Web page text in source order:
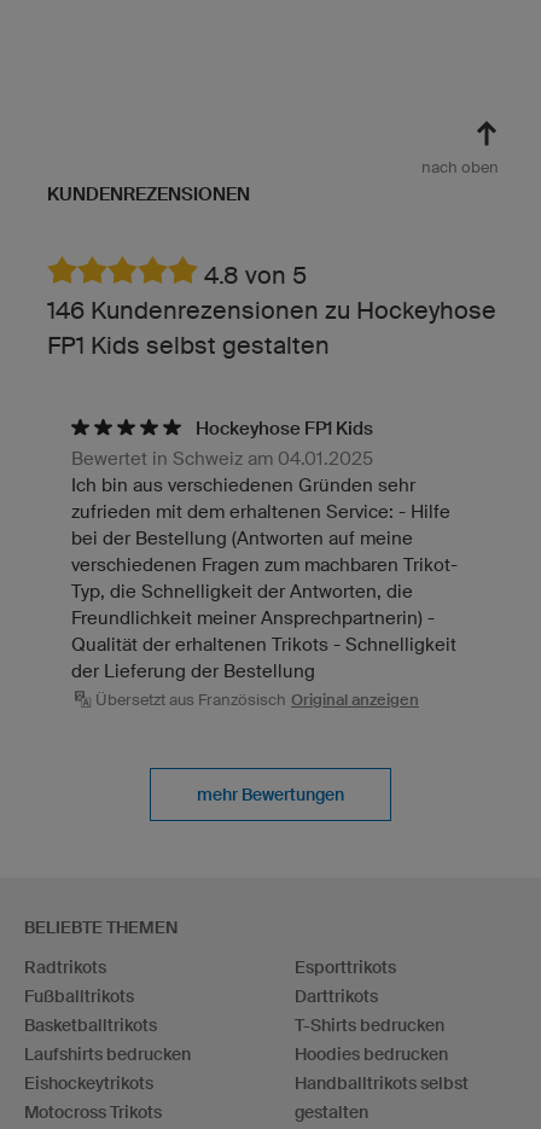
nach oben
KUNDENREZENSIONEN
4.8 von 5
146 Kundenrezensionen zu Hockeyhose
FP1 Kids selbst gestalten
Hockeyhose FP1 Kids
Bewertet in Schweiz am 04.01.2025
Ich bin aus verschiedenen Gründen sehr
zufrieden mit dem erhaltenen Service: - Hilfe
bei der Bestellung (Antworten auf meine
verschiedenen Fragen zum machbaren Trikot-
Typ, die Schnelligkeit der Antworten, die
Freundlichkeit meiner Ansprechpartnerin) -
Qualität der erhaltenen Trikots - Schnelligkeit
der Lieferung der Bestellung
Übersetzt aus Französisch Original anzeigen
mehr Bewertungen
BELIEBTE THEMEN
Radtrikots
Fußballtrikots
Basketballtrikots
Laufshirts bedrucken
Eishockeytrikots
Motocross Trikots
Esporttrikots
Darttrikots
T-Shirts bedrucken
Hoodies bedrucken
Handballtrikots selbst
gestalten